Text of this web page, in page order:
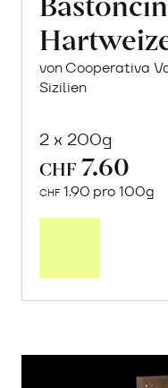
von Cooperativa
Sizilien
2 x 200g
CHF 7.60
CHF 1.90 pro 100g